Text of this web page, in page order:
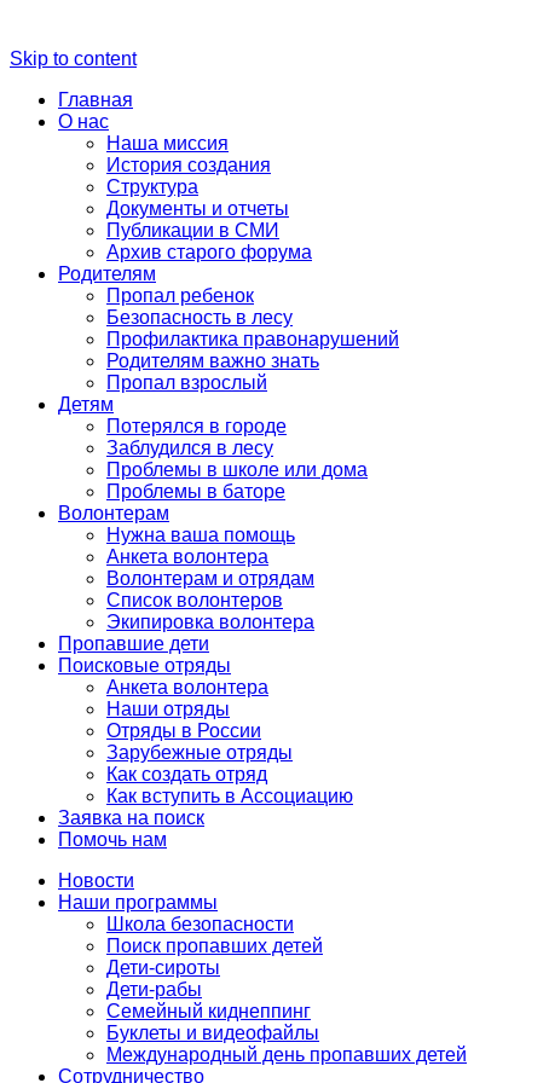
Skip to content
Главная
О нас
Наша миссия
История создания
Структура
Документы и отчеты
Публикации в СМИ
Архив старого форума
Родителям
Пропал ребенок
Безопасность в лесу
Профилактика правонарушений
Родителям важно знать
Пропал взрослый
Детям
Потерялся в городе
Заблудился в лесу
Проблемы в школе или дома
Проблемы в баторе
Волонтерам
Нужна ваша помощь
Анкета волонтера
Волонтерам и отрядам
Список волонтеров
Экипировка волонтера
Пропавшие дети
Поисковые отряды
Анкета волонтера
Наши отряды
Отряды в России
Зарубежные отряды
Как создать отряд
Как вступить в Ассоциацию
Заявка на поиск
Помочь нам
Новости
Наши программы
Школа безопасности
Поиск пропавших детей
Дети-сироты
Дети-рабы
Семейный киднеппинг
Буклеты и видеофайлы
Международный день пропавших детей
Сотрудничество